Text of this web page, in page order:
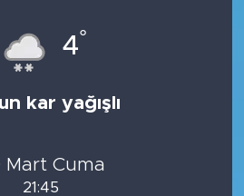
4°
kar yağışlı
Mart Cuma
21:45